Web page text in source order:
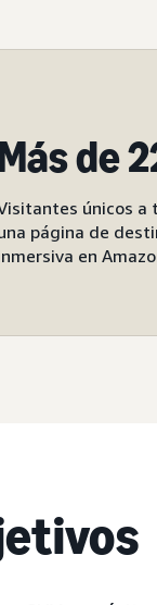
de
únicos a
página de
en